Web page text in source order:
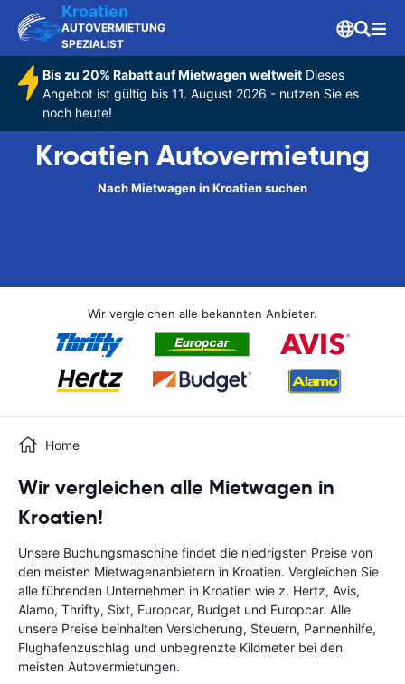
Kroatien
AUTOVERMIETUNG
SPEZIALIST
Bis zu 20% Rabatt auf Mietwagen weltweitDieses
Angebot ist gültig bis 11. August 2026 - nutzen Sie es
noch heute!
Kroatien Autovermietung
Nach Mietwagen in Kroatien suchen
Wir vergleichen alle bekannten Anbieter.
Home
Wir vergleichen alle Mietwagen in
Kroatien!
Unsere Buchungsmaschine findet die niedrigsten Preise von
den meisten Mietwagenanbietern in Kroatien. Vergleichen Sie
alle führenden Unternehmen in Kroatien wie z. Hertz, Avis,
Alamo, Thrifty, Sixt, Europcar, Budget und Europcar. Alle
unsere Preise beinhalten Versicherung, Steuern, Pannenhilfe,
Flughafenzuschlag und unbegrenzte Kilometer bei den
meisten Autovermietungen.